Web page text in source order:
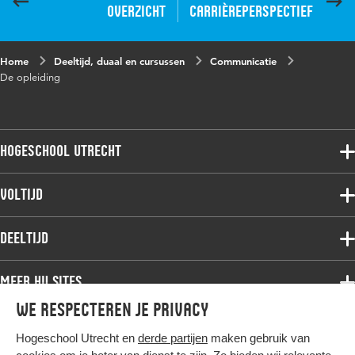
We respecteren je privacy
Hogeschool Utrecht en derde partijen maken gebruik van
Overzicht Carrièreperspectief
Home Deeltijd, duaal en cursussen
Communicatie
De opleiding
Hogeschool Utrecht
Voltijdopleidingen
Deeltijdopleidingen
Onderzoek
Werken bij de HU
Contact
Voltijd
Associate degree
Bachelor
Master
Studiekeuze voltijd
Deeltijd
Associate degree
Bachelor
Meer HU sites
HU International
HU Bibliotheek
Hier komt alles samen